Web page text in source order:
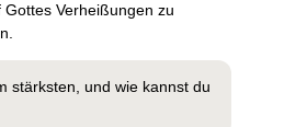
Verheißungen zu
stärksten, und wie kannst du